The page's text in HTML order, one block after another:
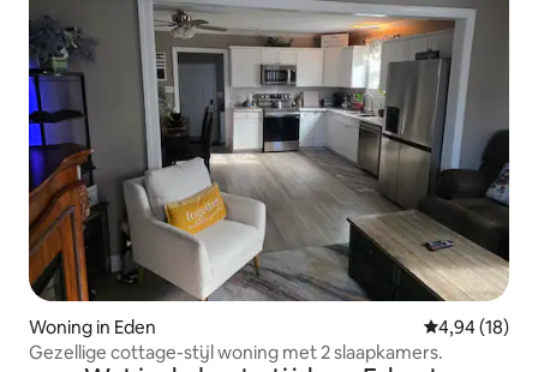
Woning in Eden Gemiddelde
4,94 (18)
Gezellige cottage-stijl woning met 2 slaapkamers.